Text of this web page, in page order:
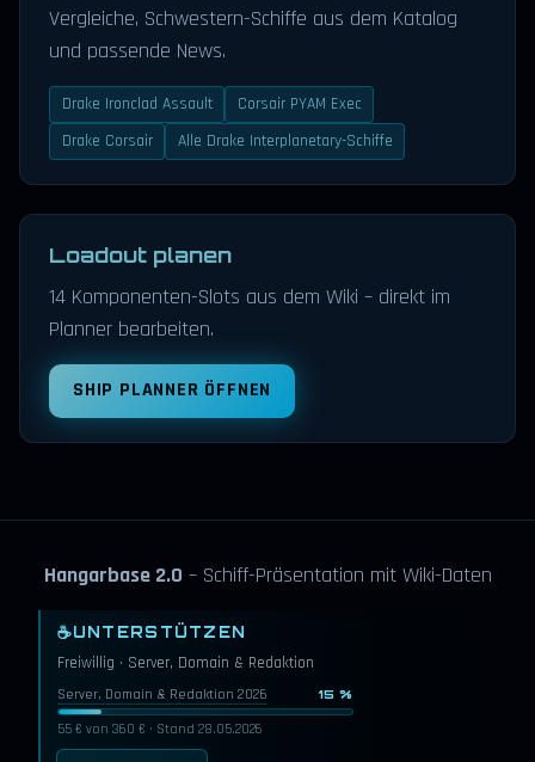
Vergleiche, Schwestern-Schiffe aus dem Katalog
und passende News.
Drake Ironclad Assault
Corsair PYAM Exec
Drake Corsair
Alle Drake Interplanetary-Schiffe
Loadout planen
14 Komponenten-Slots aus dem Wiki – direkt im
Planner bearbeiten.
SHIP PLANNER ÖFFNEN
Hangarbase 2.0 – Schiff-Präsentation mit Wiki-Daten
☕UNTERSTÜTZEN
Freiwillig · Server, Domain & Redaktion
Server, Domain & Redaktion 2026 15 %
55 € von 360 € · Stand 28.05.2026